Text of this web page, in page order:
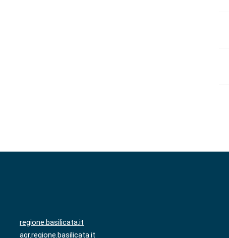
regione.basilicata.it
agr.regione.basilicata.it